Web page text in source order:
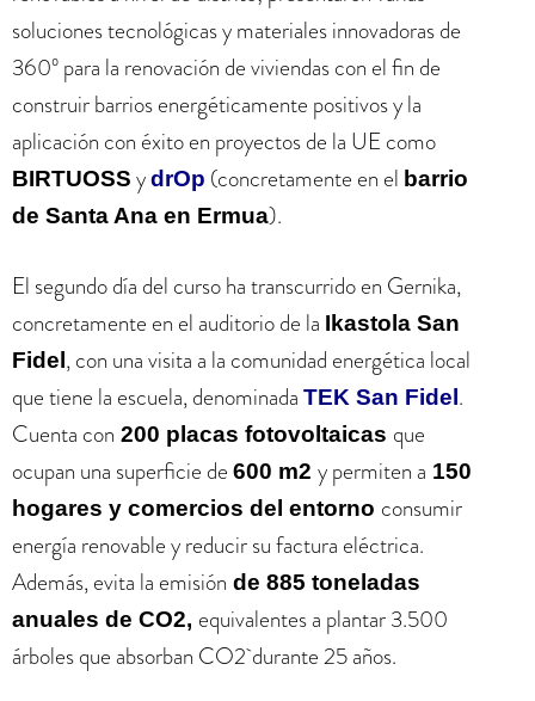
soluciones tecnológicas y materiales innovadoras de
360º para la renovación de viviendas con el fin de
construir barrios energéticamente positivos y la
aplicación con éxito en proyectos de la UE como
BIRTUOSS ydrOp (concretamente en el barrio
de Santa Ana en Ermua).
El segundo día del curso ha transcurrido en Gernika,
concretamente en el auditorio de la Ikastola San
Fidel , con una visita a la comunidad energética local
que tiene la escuela, denominada TEK San Fidel .
Cuenta con 200 placas fotovoltaicas que
ocupan una superficie de 600 m2 y permiten a 150
hogares y comercios del entorno consumir
energía renovable y reducir su factura eléctrica.
Además, evita la emisión de 885 toneladas
anuales de CO2, equivalentes a plantar 3.500
árboles que absorban CO2 durante 25 años.